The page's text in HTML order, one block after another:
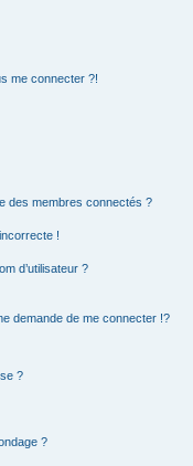
me connecter ?!
des membres connectés ?
!
d’utilisateur ?
demande de me connecter !?
?
?